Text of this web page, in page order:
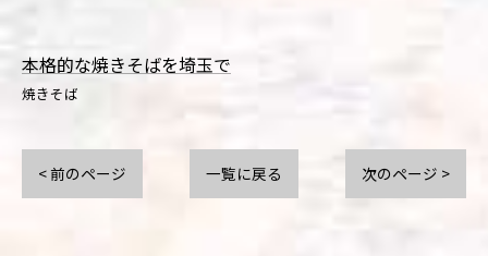
本格的な焼きそばを埼玉で
焼きそば
< 前のページ 一覧に戻る 次のページ >